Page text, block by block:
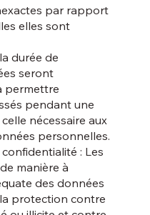
par rapport
elles sont
durée de
seront
permettre
pendant une
nécessaire aux
personnelles.
: Les
manière à
des données
protection contre